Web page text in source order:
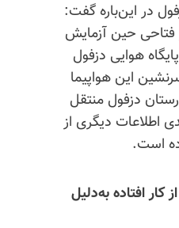
در این‌باره گفت:
فتاحی حین آزمایش
هوایی دزفول
این هواپیما
دزفول منتقل
اطلاعات دیگری از
است.
کار افتاده به‌دلیل